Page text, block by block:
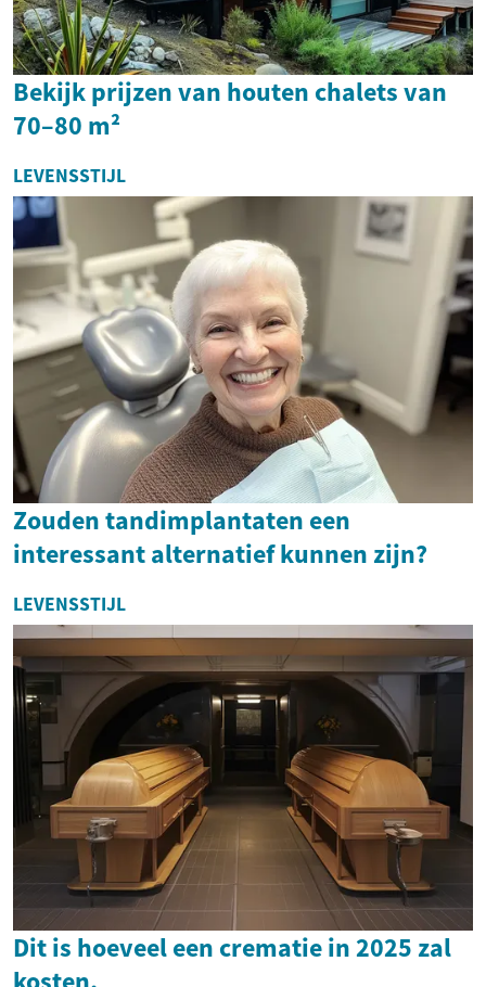
Bekijk prijzen van houten chalets van
70–80 m²
LEVENSSTIJL
Zouden tandimplantaten een
interessant alternatief kunnen zijn?
LEVENSSTIJL
Dit is hoeveel een crematie in 2025 zal